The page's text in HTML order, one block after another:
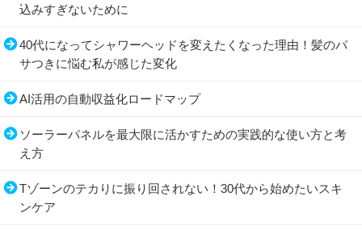
込みすぎないために
40代になってシャワーヘッドを変えたくなった理由！髪のパ
サつきに悩む私が感じた変化
AI活用の自動収益化ロードマップ
ソーラーパネルを最大限に活かすための実践的な使い方と考
え方
Tゾーンのテカりに振り回されない！30代から始めたいスキ
ンケア